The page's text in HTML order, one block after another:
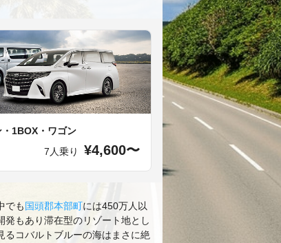
1BOX・ワゴン
7人乗り
¥4,600〜
でも 国頭郡本部町には450万人以
発もあり滞在型のリゾート地とし
コバルトブルーの海はまさに絶